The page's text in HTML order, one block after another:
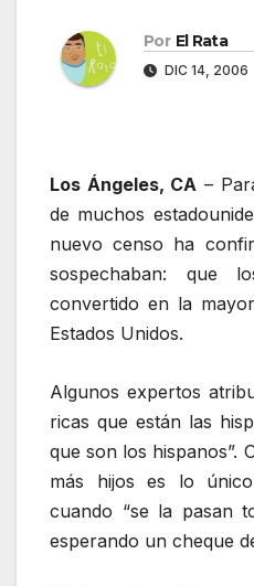
Por El Rata
DIC 14, 2006
Los Ángeles, CA –
de muchos
nuevo censo ha
sospechaban: que
convertido en la
Estados Unidos.
Algunos expertos
ricas que están las
que son los hispanos”.
más hijos es lo
cuando “se la pasan
esperando un cheque